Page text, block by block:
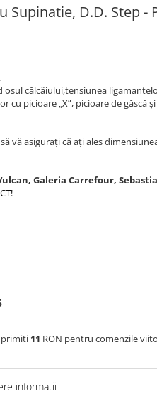
Supinatie, D.D. Step -
osul călcâiului,tensiunea
cu picioare „X”, picioare de găscă
vă asigurați că ați ales
Galeria Carrefour,
primiti 11 RON pentru comenzile
informatii